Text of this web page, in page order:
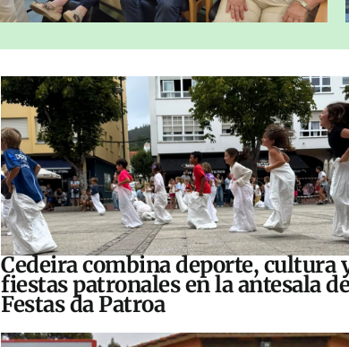
Cedeira combina deporte, cultura
fiestas patronales en la antesala
Festas da Patroa